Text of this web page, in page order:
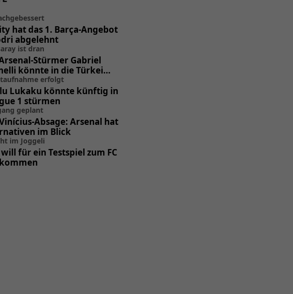
hat das 1. Barça-Angebot
abgelehnt
ist dran
Stürmer Gabriel
könnte in die Türkei
erfolgt
Lukaku könnte künftig in
1 stürmen
geplant
Absage: Arsenal hat
im Blick
im Joggeli
für ein Testspiel zum FC